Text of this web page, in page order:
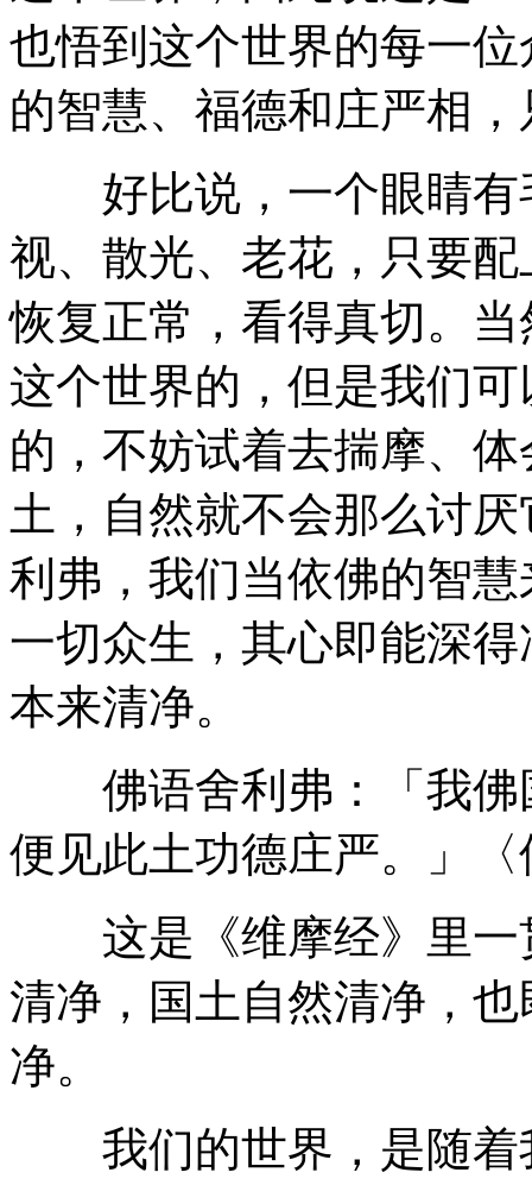
也悟到这个世界的每一
的智慧、福德和庄严相
好比说，一个眼睛有
视、散光、老花，只要
恢复正常，看得真切。
这个世界的，但是我们
的，不妨试着去揣摩、
土，自然就不会那么讨
利弗，我们当依佛的智
一切众生，其心即能深
本来清净。
佛语舍利弗：「我佛
便见此土功德庄严。」
这是《维摩经》里一
清净，国土自然清净，
净。
我们的世界，是随着